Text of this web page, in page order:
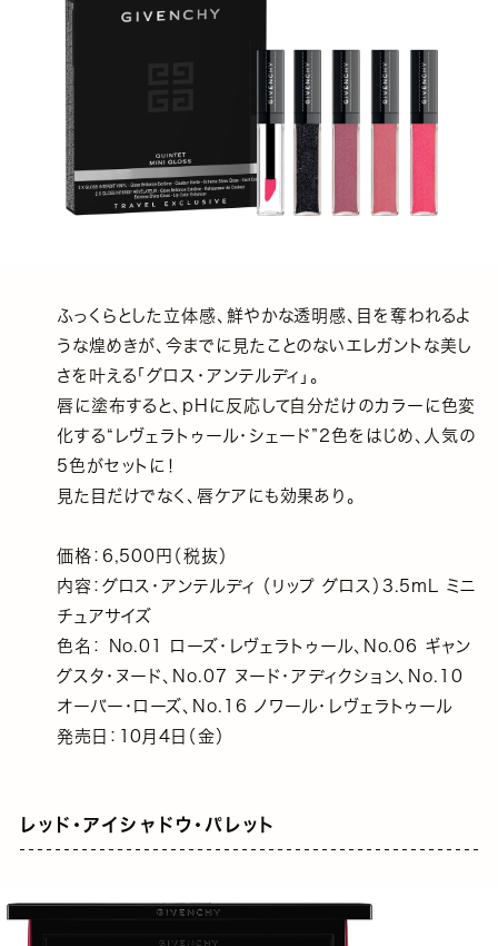
ふっくらとした立体感、鮮やかな透明感、目を奪われるよ
うな煌めきが、今までに見たことのないエレガントな美し
さを叶える「グロス・アンテルディ」。
唇に塗布すると、pHに反応して自分だけのカラーに色変
化する“レヴェラトゥール・シェード”2色をはじめ、人気の
5色がセットに！
見た目だけでなく、唇ケアにも効果あり。
価格：6,500円（税抜）
内容：グロス・アンテルディ （リップ グロス）3.5mL ミニ
チュアサイズ
色名： No.01 ローズ・レヴェラトゥール、No.06 ギャン
グスタ・ヌード、No.07 ヌード・アディクション、No.10
オーバー・ローズ、No.16 ノワール・レヴェラトゥール
発売日：10月4日（金）
レッド・アイシャドウ・パレット